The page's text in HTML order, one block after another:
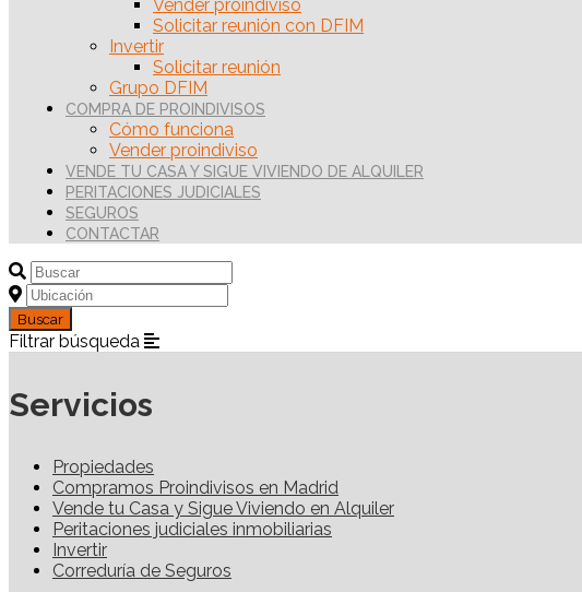
Vender proindiviso
Solicitar reunión con DFIM
Invertir
Solicitar reunión
Grupo DFIM
COMPRA DE PROINDIVISOS
Cómo funciona
Vender proindiviso
VENDE TU CASA Y SIGUE VIVIENDO DE ALQUILER
PERITACIONES JUDICIALES
SEGUROS
CONTACTAR
Filtrar búsqueda
Servicios
Propiedades
Compramos Proindivisos en Madrid
Vende tu Casa y Sigue Viviendo en Alquiler
Peritaciones judiciales inmobiliarias
Invertir
Correduría de Seguros